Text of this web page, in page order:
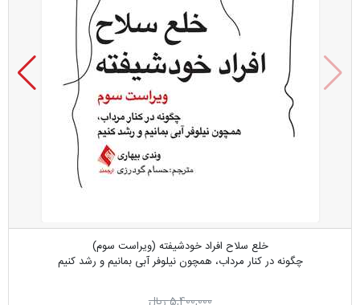
خلع سلاح افراد خودشیفته (ویراست سوم)
چگونه در کنار مرداب، همچون نیلوفر آبی بمانیم و رشد کنیم